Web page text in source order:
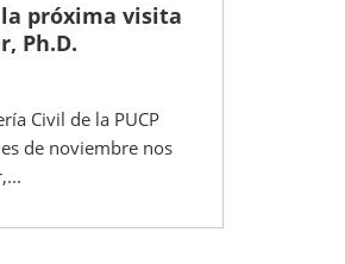
próxima visita
Ph.D.
Civil de la PUCP
de noviembre nos